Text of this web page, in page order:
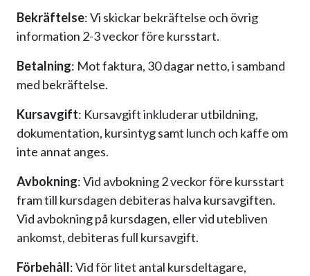
Bekräftelse: Vi skickar bekräftelse och övrig
information 2-3 veckor före kursstart.
Betalning: Mot faktura, 30 dagar netto, i samband
med bekräftelse.
Kursavgift: Kursavgift inkluderar utbildning,
dokumentation, kursintyg samt lunch och kaffe om
inte annat anges.
Avbokning: Vid avbokning 2 veckor före kursstart
fram till kursdagen debiteras halva kursavgiften.
Vid avbokning på kursdagen, eller vid utebliven
ankomst, debiteras full kursavgift.
Förbehåll: Vid för litet antal kursdeltagare,